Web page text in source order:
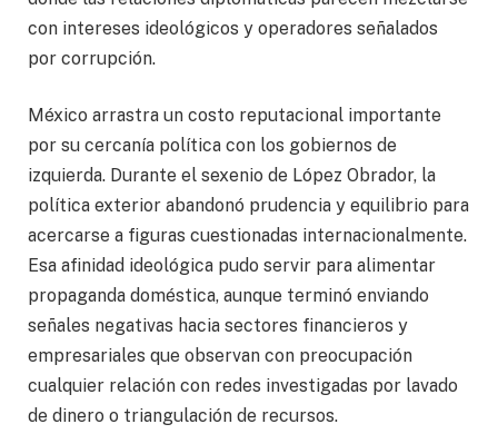
con intereses ideológicos y operadores señalados
por corrupción.
México arrastra un costo reputacional importante
por su cercanía política con los gobiernos de
izquierda. Durante el sexenio de López Obrador, la
política exterior abandonó prudencia y equilibrio para
acercarse a figuras cuestionadas internacionalmente.
Esa afinidad ideológica pudo servir para alimentar
propaganda doméstica, aunque terminó enviando
señales negativas hacia sectores financieros y
empresariales que observan con preocupación
cualquier relación con redes investigadas por lavado
de dinero o triangulación de recursos.